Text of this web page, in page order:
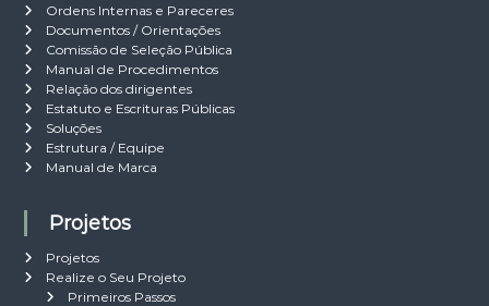
Ordens Internas e Pareceres
Documentos / Orientações
Comissão de Seleção Pública
Manual de Procedimentos
Relação dos dirigentes
Estatuto e Escrituras Públicas
Soluções
Estrutura / Equipe
Manual de Marca
Projetos
Projetos
Realize o Seu Projeto
Primeiros Passos